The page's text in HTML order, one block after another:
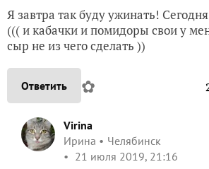
Я завтра так буду ужинать!
((( и кабачки и помидоры свои у
сыр не из чего сделать ))
Ответить ✿
Virina
Ирина
Челябинск
21 июля 2019, 21:16